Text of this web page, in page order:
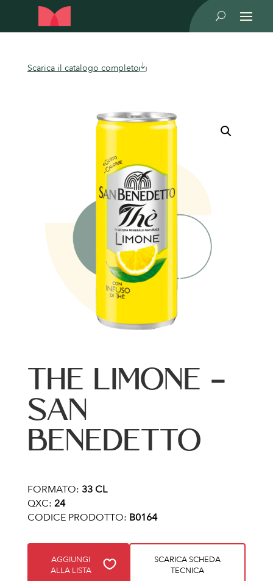
U
Scarica il catalogo completo
THE LIMONE –
SAN
BENEDETTO
FORMATO: 33 CL
QXC: 24
CODICE PRODOTTO: B0164
AGGIUNGI
ALLA LISTA
SCARICA SCHEDA
TECNICA